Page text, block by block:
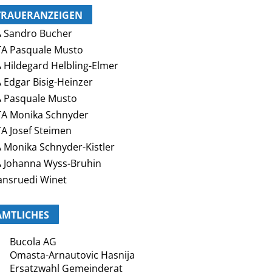
Sandro Bucher
Pasquale Musto
Hildegard Helbling-Elmer
Edgar Bisig-Heinzer
Pasquale Musto
Monika Schnyder
Josef Steimen
Monika Schnyder-Kistler
Johanna Wyss-Bruhin
Winet
Bucola AG
Omasta-Arnautovic Hasnija
Ersatzwahl Gemeinderat